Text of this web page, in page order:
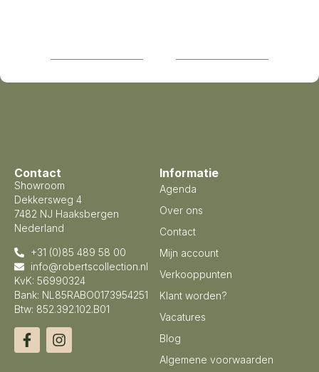
Contact
Showroom
Dekkersweg 4
7482 NJ Haaksbergen
Nederland
+31 (0)85 489 58 00
info@robertscollection.nl
KvK: 56990324
Bank: NL85RABO0173954251
Btw: 852.392.102.B01
Informatie
Agenda
Over ons
Contact
Mijn account
Verkooppunten
Klant worden?
Vacatures
Blog
Algemene voorwaarden